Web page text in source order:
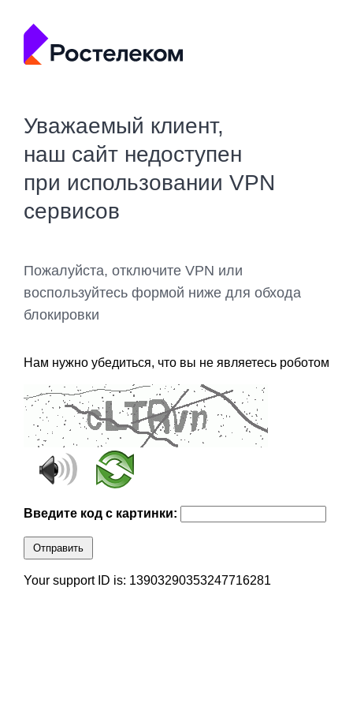
Уважаемый клиент,
наш сайт недоступен
при использовании VPN
сервисов
Пожалуйста, отключите VPN или
воспользуйтесь формой ниже для обхода
блокировки
Нам нужно убедиться, что вы не являетесь роботом
Введите код с картинки:
Отправить
Your support ID is: 13903290353247716281